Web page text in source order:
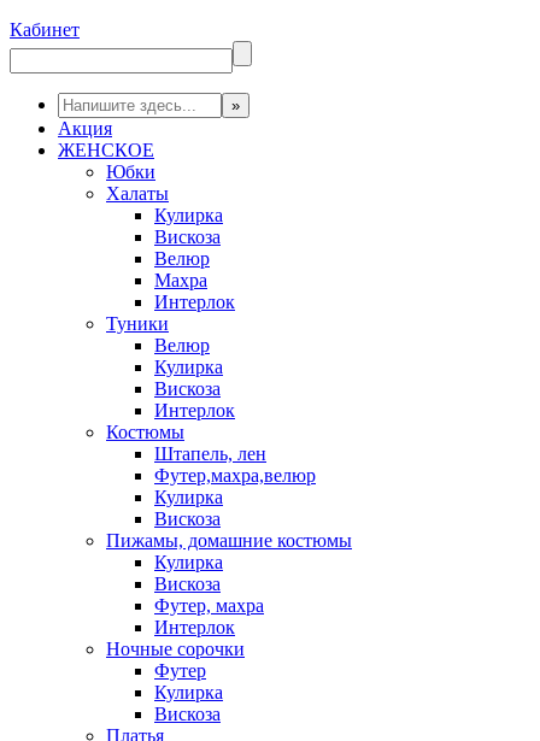
Кабинет
Акция
ЖЕНСКОЕ
Юбки
Халаты
Кулирка
Вискоза
Велюр
Махра
Интерлок
Туники
Велюр
Кулирка
Вискоза
Интерлок
Костюмы
Штапель, лен
Футер,махра,велюр
Кулирка
Вискоза
Пижамы, домашние костюмы
Кулирка
Вискоза
Футер, махра
Интерлок
Ночные сорочки
Футер
Кулирка
Вискоза
Платья